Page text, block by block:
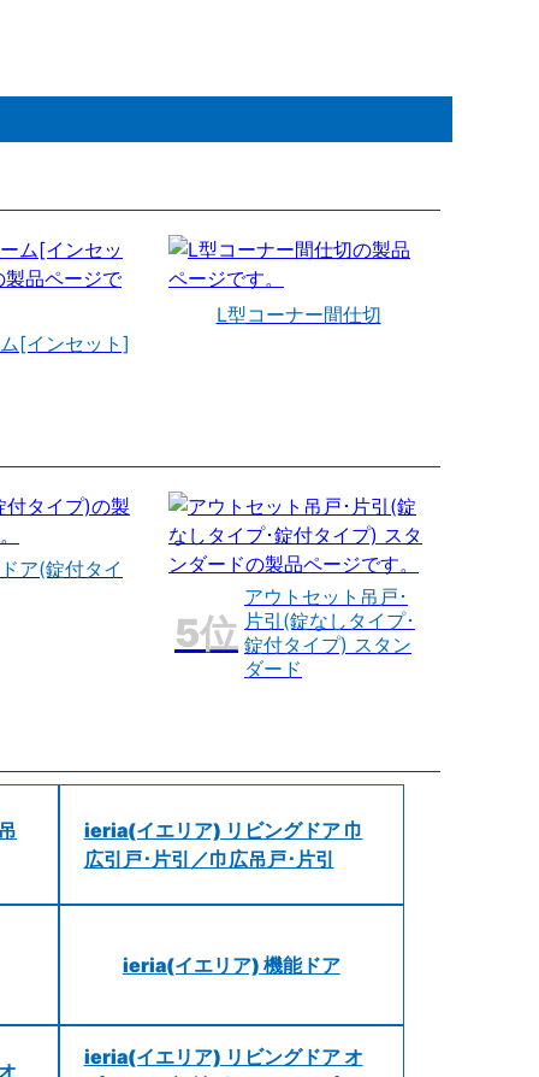
[インセット]
L型コーナー間仕切
ア(錠付タイ
アウトセット吊戸･
片引(錠なしタイプ･
錠付タイプ) スタン
ダード
ieria(イエリア) リビングドア 巾
広引戸･片引／巾広吊戸･片引
ieria(イエリア) 機能ドア
ieria(イエリア) リビングドア オ